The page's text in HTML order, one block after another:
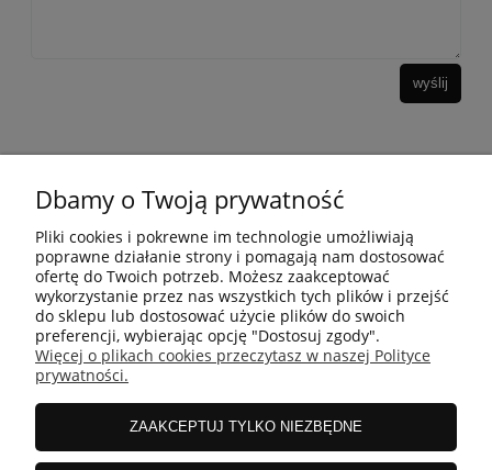
wyślij
10 KROKÓW KOREAŃSKIEJ PIELĘGANCJI
INFORMACJE
ZAKUPY
MOJE KONTO
Dbamy o Twoją prywatność
Pliki cookies i pokrewne im technologie umożliwiają
poprawne działanie strony i pomagają nam dostosować
ofertę do Twoich potrzeb. Możesz zaakceptować
wykorzystanie przez nas wszystkich tych plików i przejść
do sklepu lub dostosować użycie plików do swoich
preferencji, wybierając opcję "Dostosuj zgody".
Więcej o plikach cookies przeczytasz w naszej Polityce
prywatności.
ZAAKCEPTUJ TYLKO NIEZBĘDNE